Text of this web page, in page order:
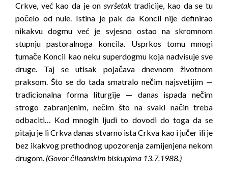
Crkve, već kao da je on svršetaktradicije, kao da se tu
počelo od nule. Istina je pak da Koncil nije definirao
nikakvu dogmu već je svjesno ostao na skromnom
stupnju pastoralnoga koncila. Usprkos tomu mnogi
tumače Koncil kao neku superdogmu koja nadvisuje sve
druge. Taj se utisak pojačava dnevnom životnom
praksom. Što se do tada smatralo nečim najsvetijim —
tradicionalna forma liturgije — danas ispada nečim
strogo zabranjenim, nečim što na svaki način treba
odbaciti… Kod mnogih ljudi to dovodi do toga da se
pitaju je li Crkva danas stvarno ista Crkva kao i jučer ili je
bez ikakvog prethodnog upozorenja zamijenjena nekom
drugom. (Govor čileanskim biskupima 13.7.1988.)